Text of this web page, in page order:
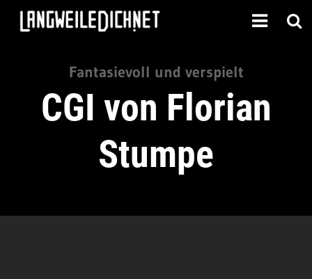
Fantasievoll und verspielt
CGI von Florian
Stumpe